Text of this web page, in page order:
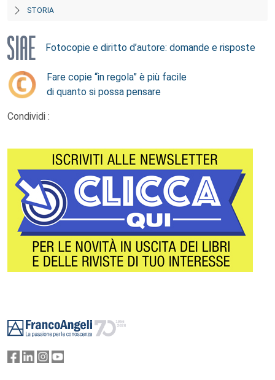
STORIA
Fotocopie e diritto d’autore: domande e risposte
Fare copie “in regola” è più facile
di quanto si possa pensare
Condividi :